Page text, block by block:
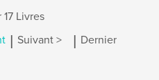
17 Livres
| Suivant > | Dernier